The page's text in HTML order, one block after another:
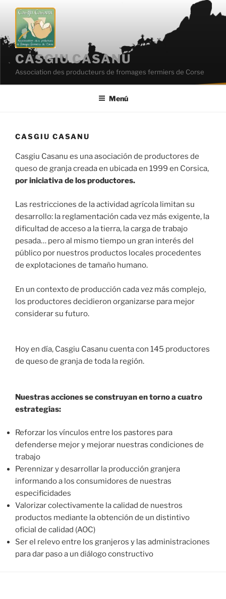
Saltar
contenido
CASGIU CASANU
Association des producteurs de fromages fermiers de Corse
Menú
CASGIU CASANU
Casgiu Casanu es una asociación de productores de
queso de granja creada en ubicada en 1999 en Corsica,
por iniciativa de los productores.
Las restricciones de la actividad agrícola limitan su
desarrollo: la reglamentación cada vez más exigente, la
dificultad de acceso a la tierra, la carga de trabajo
pesada… pero al mismo tiempo un gran interés del
público por nuestros productos locales procedentes
de explotaciones de tamaño humano.
En un contexto de producción cada vez más complejo,
los productores decidieron organizarse para mejor
considerar su futuro.
Hoy en día, Casgiu Casanu cuenta con 145 productores
de queso de granja de toda la región.
Nuestras acciones se construyan en torno a cuatro
estrategias:
Reforzar los vínculos entre los pastores para
defenderse mejor y mejorar nuestras condiciones de
trabajo
Perennizar y desarrollar la producción granjera
informando a los consumidores de nuestras
especificidades
Valorizar colectivamente la calidad de nuestros
productos mediante la obtención de un distintivo
oficial de calidad (AOC)
Ser el relevo entre los granjeros y las administraciones
para dar paso a un diálogo constructivo